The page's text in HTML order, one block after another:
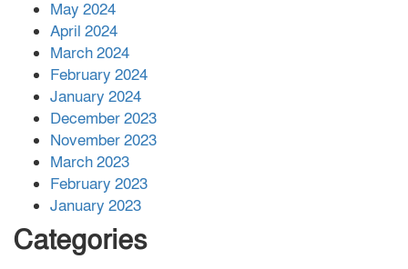
May 2024
April 2024
March 2024
February 2024
January 2024
December 2023
November 2023
March 2023
February 2023
January 2023
Categories